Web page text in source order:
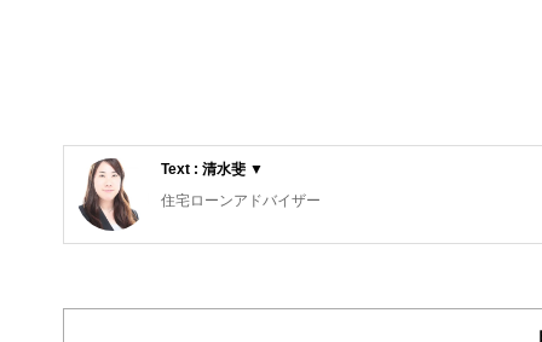
Text : 清水斐 ▼
住宅ローンアドバイザー
１級ファイナンシャル・プランニング技能士、ＣＦＰ(R)
方・つかい方のアドバイスに力を入れている。ライフプ